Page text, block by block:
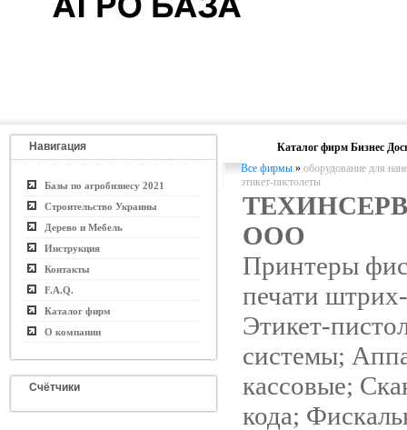
Навигация
Базы по агробизнесу 2021
Строительство Украины
Дерево и Мебель
Инструкция
Контакты
F.A.Q.
Каталог фирм
О компании
Счётчики
Каталог фирм Бизнес
Все фирмы » оборудование для
этикет-пистолеты
ООО
Принтеры
печати
Этикет-
системы;
кассовые;
кода;